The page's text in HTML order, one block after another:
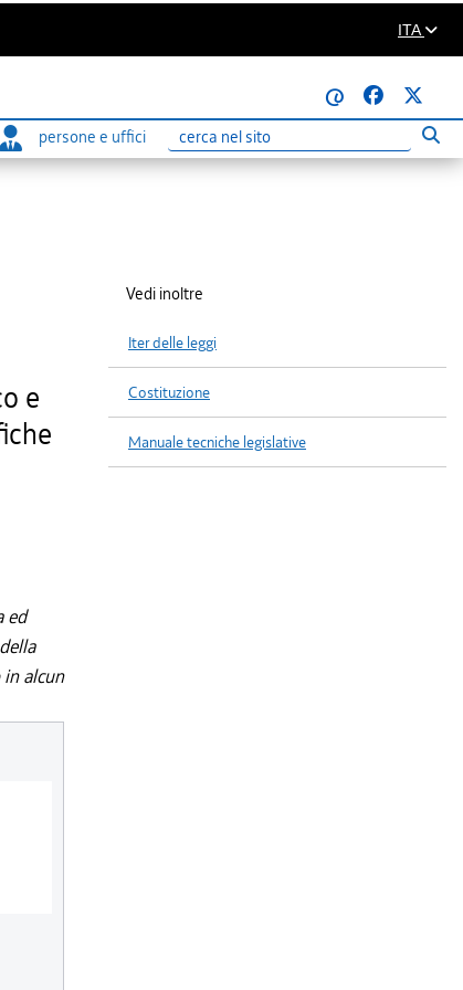
ITA
@
persone e uffici
Ricerca
e
ed
alcun
Vedi inoltre
Iter delle leggi
Costituzione
Manuale tecniche legislative